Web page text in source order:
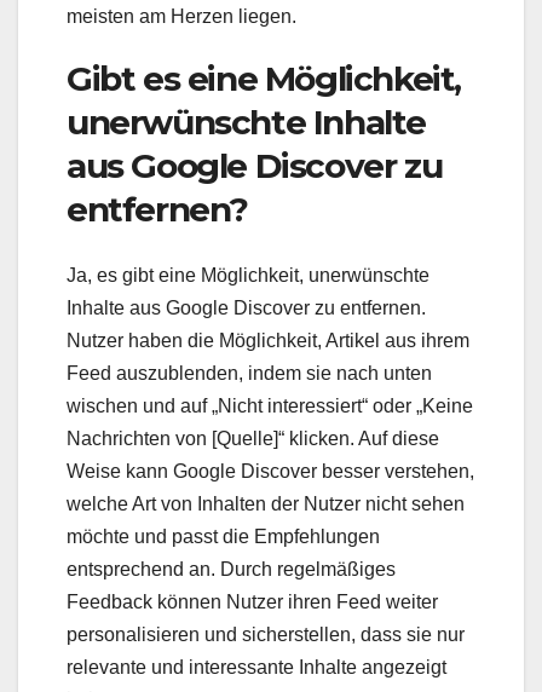
meisten am Herzen liegen.
Gibt es eine Möglichkeit,
unerwünschte Inhalte
aus Google Discover zu
entfernen?
Ja, es gibt eine Möglichkeit, unerwünschte
Inhalte aus Google Discover zu entfernen.
Nutzer haben die Möglichkeit, Artikel aus ihrem
Feed auszublenden, indem sie nach unten
wischen und auf „Nicht interessiert“ oder „Keine
Nachrichten von [Quelle]“ klicken. Auf diese
Weise kann Google Discover besser verstehen,
welche Art von Inhalten der Nutzer nicht sehen
möchte und passt die Empfehlungen
entsprechend an. Durch regelmäßiges
Feedback können Nutzer ihren Feed weiter
personalisieren und sicherstellen, dass sie nur
relevante und interessante Inhalte angezeigt